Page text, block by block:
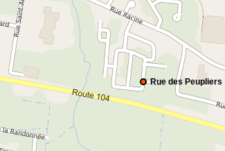
Rue des Peupliers